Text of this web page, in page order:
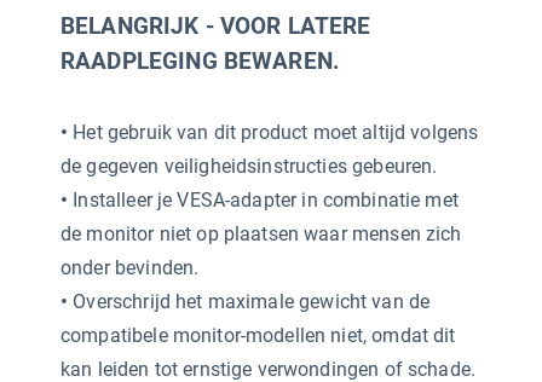
BELANGRIJK - VOOR LATERE
RAADPLEGING BEWAREN.
• Het gebruik van dit product moet altijd volgens
de gegeven veiligheidsinstructies gebeuren.
• Installeer je VESA-adapter in combinatie met
de monitor niet op plaatsen waar mensen zich
onder bevinden.
• Overschrijd het maximale gewicht van de
compatibele monitor-modellen niet, omdat dit
kan leiden tot ernstige verwondingen of schade.